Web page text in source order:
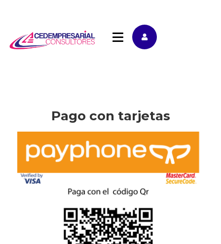
Pago con tarjetas